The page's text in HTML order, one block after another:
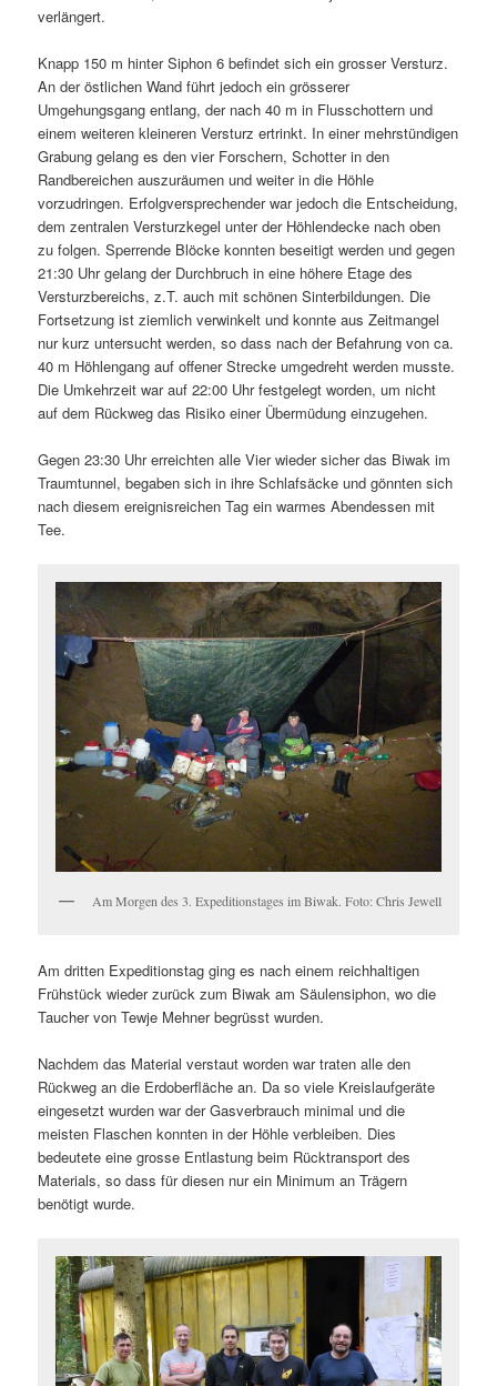
verlängert.
Knapp 150 m hinter Siphon 6 befindet sich ein grosser Versturz.
An der östlichen Wand führt jedoch ein grösserer
Umgehungsgang entlang, der nach 40 m in Flusschottern und
einem weiteren kleineren Versturz ertrinkt. In einer mehrstündigen
Grabung gelang es den vier Forschern, Schotter in den
Randbereichen auszuräumen und weiter in die Höhle
vorzudringen. Erfolgversprechender war jedoch die Entscheidung,
dem zentralen Versturzkegel unter der Höhlendecke nach oben
zu folgen. Sperrende Blöcke konnten beseitigt werden und gegen
21:30 Uhr gelang der Durchbruch in eine höhere Etage des
Versturzbereichs, z.T. auch mit schönen Sinterbildungen. Die
Fortsetzung ist ziemlich verwinkelt und konnte aus Zeitmangel
nur kurz untersucht werden, so dass nach der Befahrung von ca.
40 m Höhlengang auf offener Strecke umgedreht werden musste.
Die Umkehrzeit war auf 22:00 Uhr festgelegt worden, um nicht
auf dem Rückweg das Risiko einer Übermüdung einzugehen.
Gegen 23:30 Uhr erreichten alle Vier wieder sicher das Biwak im
Traumtunnel, begaben sich in ihre Schlafsäcke und gönnten sich
nach diesem ereignisreichen Tag ein warmes Abendessen mit
Tee.
Am Morgen des 3. Expeditionstages im Biwak. Foto: Chris Jewell
Am dritten Expeditionstag ging es nach einem reichhaltigen
Frühstück wieder zurück zum Biwak am Säulensiphon, wo die
Taucher von Tewje Mehner begrüsst wurden.
Nachdem das Material verstaut worden war traten alle den
Rückweg an die Erdoberfläche an. Da so viele Kreislaufgeräte
eingesetzt wurden war der Gasverbrauch minimal und die
meisten Flaschen konnten in der Höhle verbleiben. Dies
bedeutete eine grosse Entlastung beim Rücktransport des
Materials, so dass für diesen nur ein Minimum an Trägern
benötigt wurde.